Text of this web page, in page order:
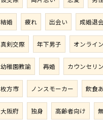
結婚 疲れ 出会い 成婚退会
真剣交際 年下男子 オンライン
幼稚園教諭 再婚 カウンセリ
枚方市 ノンスモーカー 飲食
大阪府 独身 高齢者向け